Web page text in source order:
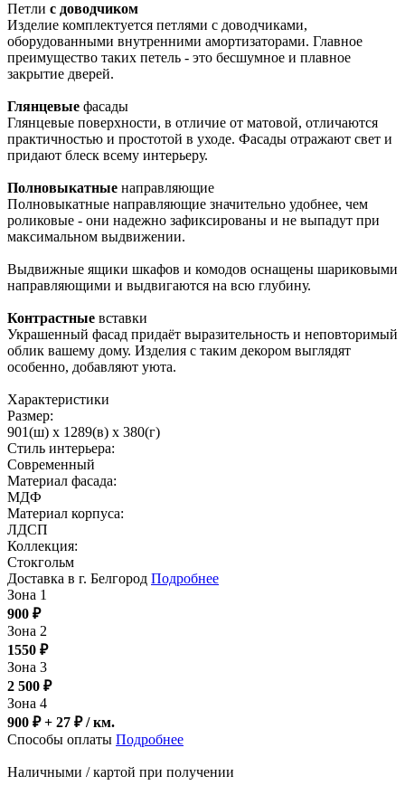
Петли с доводчиком
Изделие комплектуется петлями с доводчиками,
оборудованными внутренними амортизаторами. Главное
преимущество таких петель - это бесшумное и плавное
закрытие дверей.
Глянцевые фасады
Глянцевые поверхности, в отличие от матовой, отличаются
практичностью и простотой в уходе. Фасады отражают свет и
придают блеск всему интерьеру.
Полновыкатные направляющие
Полновыкатные направляющие значительно удобнее, чем
роликовые - они надежно зафиксированы и не выпадут при
максимальном выдвижении.
Выдвижные ящики шкафов и комодов оснащены шариковыми
направляющими и выдвигаются на всю глубину.
Контрастные вставки
Украшенный фасад придаёт выразительность и неповторимый
облик вашему дому. Изделия с таким декором выглядят
особенно, добавляют уюта.
Характеристики
Размер:
901(ш) x 1289(в) x 380(г)
Стиль интерьера:
Современный
Материал фасада:
МДФ
Материал корпуса:
ЛДСП
Коллекция:
Стокгольм
Доставка в г. Белгород Подробнее
Зона 1
900 ₽
Зона 2
1550 ₽
Зона 3
2 500 ₽
Зона 4
900 ₽ + 27 ₽/ км.
Способы оплаты Подробнее
Наличными / картой при получении